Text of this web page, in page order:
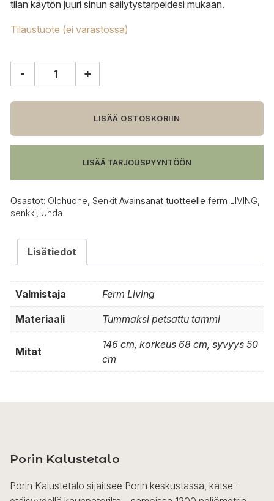
tilan käytön juuri sinun säilytystarpeidesi mukaan.
Tilaustuote (ei varastossa)
Unda
määrä
- +
LISÄÄ OSTOSKORIIN
LISÄÄ TARJOUSPYYNTÖÖN
Osastot: Olohuone Senkit Avainsanat tuotteelle ferm LIVING
senkki Unda
Lisätiedot
Valmistaja Ferm Living
Materiaali Tummaksi petsattu tammi
Mitat
146 cm, korkeus 68 cm, syvyys 50
cm
Porin Kalustetalo
Porin Kalustetalo sijaitsee Porin keskustassa, katse-